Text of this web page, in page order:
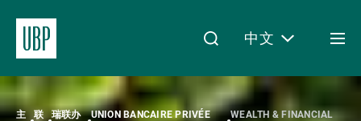
My Access
Linkedin
Instagram
X Facebook
Youtube
WeChat
Spotify
中文
主
联
瑞联办
UNION BANCAIRE PRIVÉE
WEALTH & FINANCIAL